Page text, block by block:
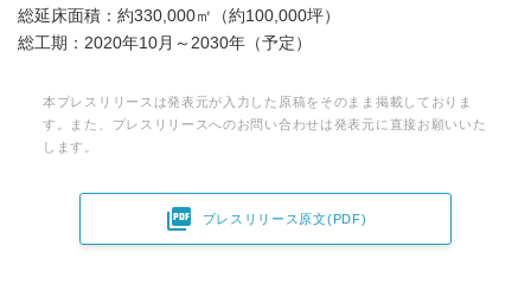
総延床面積：約330,000㎡（約100,000坪）
総工期：2020年10月～2030年（予定）
本プレスリリースは発表元が入力した原稿をそのまま掲載しておりま
す。また、プレスリリースへのお問い合わせは発表元に直接お願いいた
します。
 プレスリリース原文(PDF)